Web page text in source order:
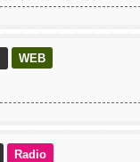
WEB
Radio